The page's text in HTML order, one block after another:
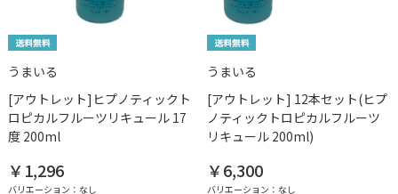
うまいる
[アウトレット]ヒプノティックト
ロピカルフルーツリキュール 17
度 200ml
￥1,296
バリエーション：なし
うまいる
[アウトレット] 12本セット(ヒプ
ノティックトロピカルフルーツ
リキュール 200ml)
￥6,300
バリエーション：なし